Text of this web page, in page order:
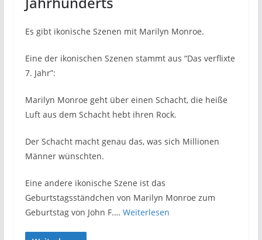
Es gibt ikonische Szenen mit Marilyn Monroe.
Eine der ikonischen Szenen stammt aus “Das verflixte
7. Jahr”:
Marilyn Monroe geht über einen Schacht, die heiße
Luft aus dem Schacht hebt ihren Rock.
Der Schacht macht genau das, was sich Millionen
Männer wünschten.
Eine andere ikonische Szene ist das
Geburtstagsständchen von Marilyn Monroe zum
Geburtstag von John F.… Weiterlesen